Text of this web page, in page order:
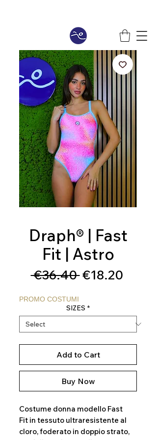
Draph® | Fast
Fit | Astro
€36.40 Regular
€18.20Sale
PROMO COSTUMI
SIZES *
Add to Cart
Buy Now
Costume donna modello Fast
Fit in tessuto ultraresistente al
cloro, foderato in doppio strato,